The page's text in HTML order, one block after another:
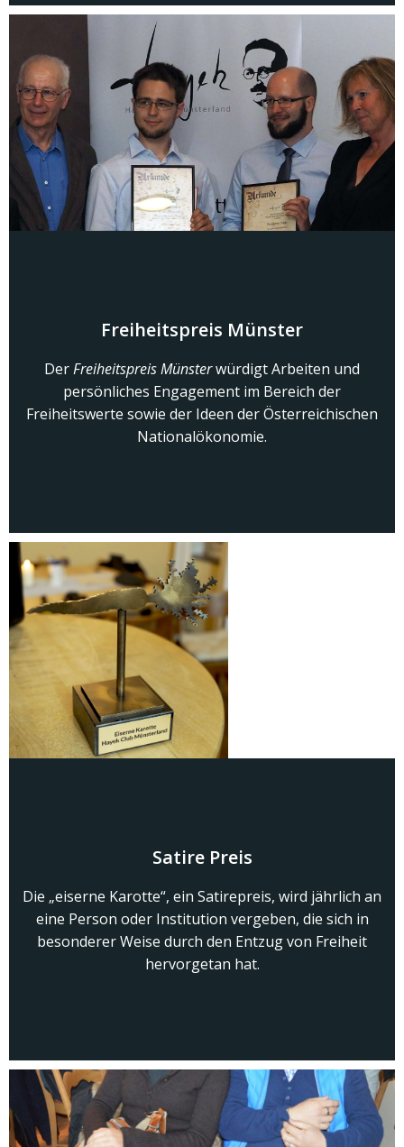
Freiheitspreis Münster
DerFreiheitspreis Münsterwürdigt Arbeiten und
persönliches Engagement im Bereich der
Freiheitswerte sowie der Ideen der Österreichischen
Nationalökonomie.
Satire Preis
Die „eiserne Karotte“, ein Satirepreis, wird jährlich an
eine Person oder Institution vergeben, die sich in
besonderer Weise durch den Entzug von Freiheit
hervorgetan hat.